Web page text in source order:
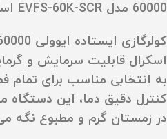
60000 مدل EVFS-60K-SCR اسکرال:
اسکرال قابلیت سرمایش و
به انتخابی مناسب برای تمام
کنترل دقیق دما، این دستگاه
در زمستان گرم و مطبوع نگه